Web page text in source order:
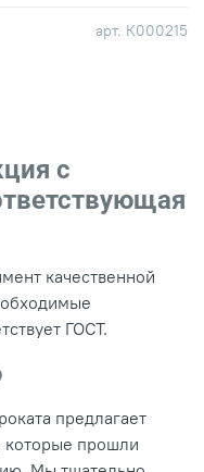
арт. К000215
с
качественной
ГОСТ.
предлагает
которые прошли